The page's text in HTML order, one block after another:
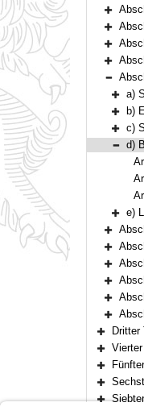
Abschnitt VIII
Abschnitt
a)
b)
c)
d)
e)
Abschnitt X
Abschnitt
Abschnitt XIII
Abschnitt
Dritter
Vierter
Fünfter
Bereich
Sechster Teil
Siebter